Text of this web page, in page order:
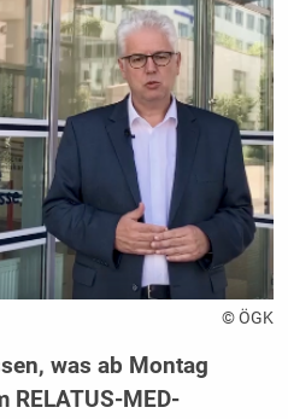
© ÖGK
was ab Montag
RELATUS-MED-